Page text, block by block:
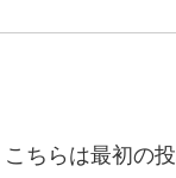
ちらは最初の